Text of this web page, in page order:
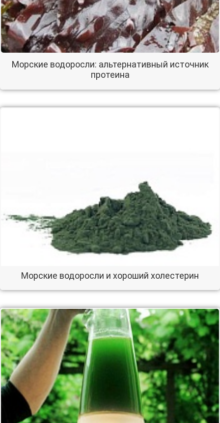
Морские водоросли: альтернативный источник
протеина
Морские водоросли и хороший холестерин